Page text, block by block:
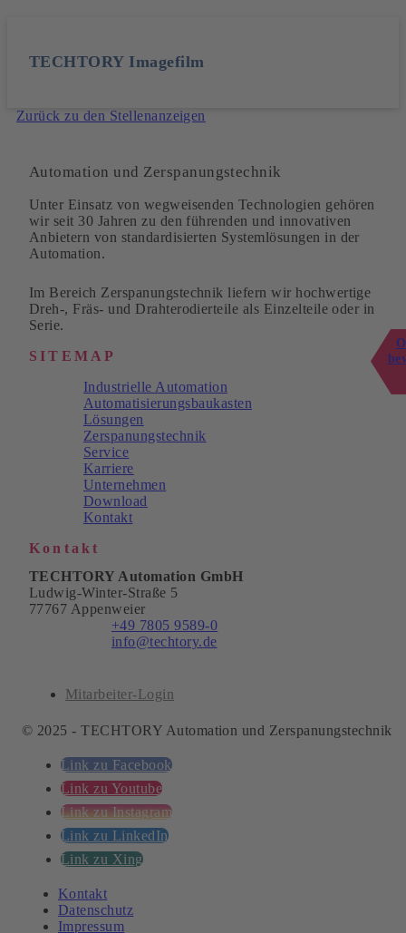
TECHTORY Imagefilm
Zurück zu den Stellenanzeigen
Automation und Zerspanungstechnik
Unter Einsatz von wegweisenden Technologien gehören
wir seit 30 Jahren zu den führenden und innovativen
Anbietern von standardisierten Systemlösungen in der
Automation.
Im Bereich Zerspanungstechnik liefern wir hochwertige
Dreh-, Fräs- und Drahterodierteile als Einzelteile oder in
Serie.
SITEMAP
Industrielle Automation
Automatisierungsbaukasten
Lösungen
Zerspanungstechnik
Service
Karriere
Unternehmen
Download
Kontakt
Kontakt
TECHTORY Automation GmbH
Ludwig-Winter-Straße 5
77767 Appenweier
+49 7805 9589-0
info@techtory.de
Mitarbeiter-Login
© 2025 - TECHTORY Automation und Zerspanungstechnik
Link zu Facebook
Link zu Youtube
Link zu Instagram
Link zu LinkedIn
Link zu Xing
Kontakt
Datenschutz
Impressum